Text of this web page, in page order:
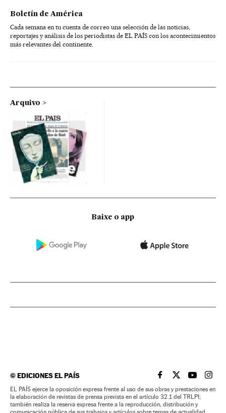
Boletín de América
Cada semana en tu cuenta de correo una selección de las noticias,
reportajes y análisis de los periodistas de EL PAÍS con los acontecimientos
más relevantes del continente.
Arquivo
Baixe o app
©EDICIONES EL PAÍS EL PAÍS BRASIL EN
EL PAÍSEL PAÍS
EL
EL PAÍS ejerce la oposición expresa frente al uso de sus obras y prestaciones en
la elaboración de revistas de prensa prevista en el artículo 32.1 del TRLPI;
también realiza la reserva expresa frente a la reproducción, distribución y